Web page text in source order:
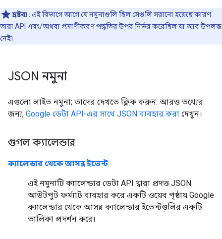
দ্রষ্টব্য : এই বিভাগে আগে যে নমুনাগুলি ছিল সেগুলি সরানো হয়েছে কারণ
তারা API এবং/অথবা প্রমাণীকরণ পদ্ধতির উপর নির্ভর করেছিল যা আর উপলব্ধ
নেই৷
JSON নমুনা
এগুলো লাইভ নমুনা; তাদের দেখতে ক্লিক করুন. আরও তথ্যের
জন্য, Google ডেটা API-এর সাথে JSON ব্যবহার করা দেখুন।
গুগল ক্যালেন্ডার
ক্যালেন্ডার থেকে আসন্ন ইভেন্ট
এই নমুনাটি ক্যালেন্ডার ডেটা API দ্বারা প্রদত্ত JSON
আউটপুট ফর্ম্যাট ব্যবহার করে একটি ওয়েব পৃষ্ঠায় Google
ক্যালেন্ডার থেকে আসন্ন ক্যালেন্ডার ইভেন্টগুলির একটি
তালিকা প্রদর্শন করে৷